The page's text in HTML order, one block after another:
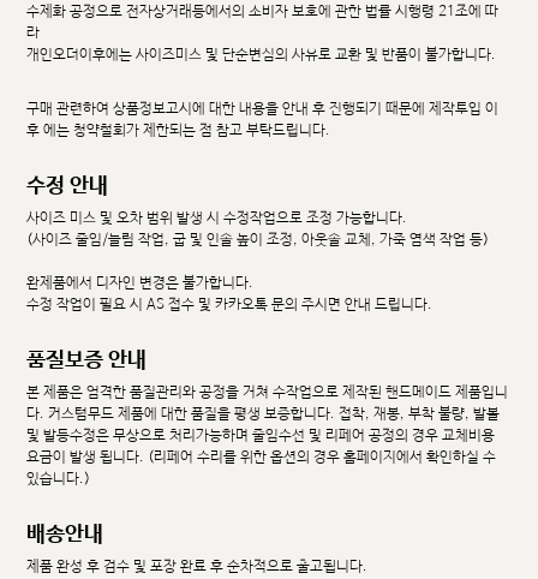
수제화 공정으로 전자상거래등에서의 소비자 보호에 관한 법률 시행령 21조에 따
라
개인오더이후에는 사이즈미스 및 단순변심의 사유로 교환 및 반품이 불가합니다.
구매 관련하여 상품정보고시에 대한 내용을 안내 후 진행되기 때문에 제작투입 이
후 에는 청약철회가 제한되는 점 참고 부탁드립니다.
수정 안내
사이즈 미스 및 오차 범위 발생 시 수정작업으로 조정 가능합니다.
(사이즈 줄임/늘림 작업, 굽 및 인솔 높이 조정, 아웃솔 교체, 가죽 염색 작업 등)
완제품에서 디자인 변경은 불가합니다.
수정 작업이 필요 시 AS 접수 및 카카오톡 문의 주시면 안내 드립니다.
품질보증 안내
본 제품은 엄격한 품질관리와 공정을 거쳐 수작업으로 제작된 핸드메이드 제품입니
다. 커스텀무드 제품에 대한 품질을 평생 보증합니다. 접착, 재봉, 부착 불량, 발볼
및 발등수정은 무상으로 처리가능하며 줄임수선 및 리페어 공정의 경우 교체비용
요금이 발생 됩니다. (리페어 수리를 위한 옵션의 경우 홈페이지에서 확인하실 수
있습니다.)
배송안내
제품 완성 후 검수 및 포장 완료 후 순차적으로 출고됩니다.